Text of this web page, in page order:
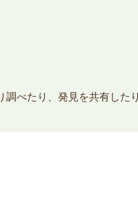
べたり、発見を共有した